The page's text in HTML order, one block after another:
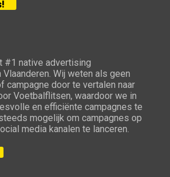
#1 native advertising
Wij weten als geen
campagne door te vertalen naar
Voetbalflitsen, waardoor we in
en efficiënte campagnes te
mogelijk om campagnes op
media kanalen te lanceren.